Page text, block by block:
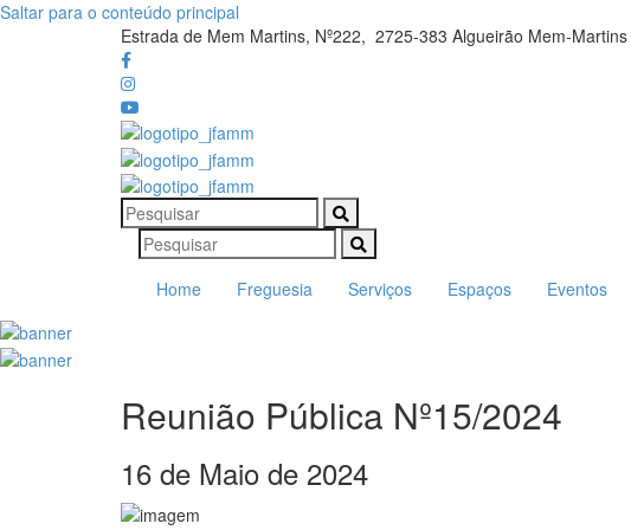
Saltar para o conteúdo principal
Estrada de Mem Martins, Nº222, 2725-383 Algueirão Mem-
Home Freguesia Serviços Espaços Eventos
Reunião Pública Nº15/2024
16 de Maio de 2024